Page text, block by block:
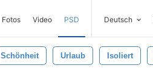
Fotos Video PSD Deutsch
Schönheit Urlaub Isoliert